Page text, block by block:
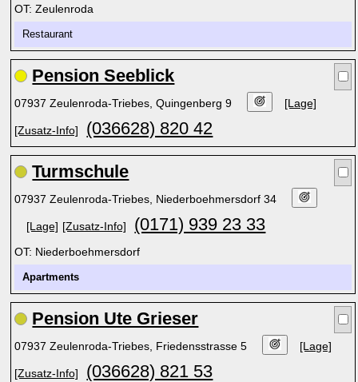
OT: Zeulenroda
Restaurant
Pension Seeblick
07937 Zeulenroda-Triebes, Quingenberg 9 [Lage]
[Zusatz-Info] (036628) 820 42
Turmschule
07937 Zeulenroda-Triebes, Niederboehmersdorf 34
[Lage] [Zusatz-Info] (0171) 939 23 33
OT: Niederboehmersdorf
Apartments
Pension Ute Grieser
07937 Zeulenroda-Triebes, Friedensstrasse 5 [Lage]
[Zusatz-Info] (036628) 821 53